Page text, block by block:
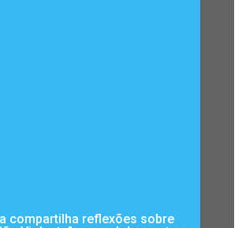
compartilha reflexões sobre